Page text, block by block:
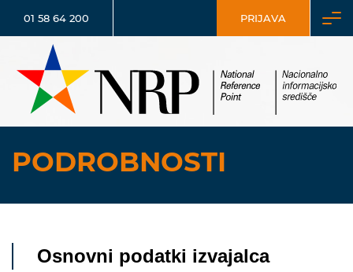
01 58 64 200 PRIJAVA
PODROBNOSTI
Osnovni podatki izvajalca